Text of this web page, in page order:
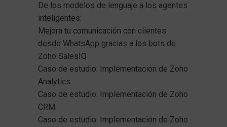
De los modelos de lenguaje a los agentes
inteligentes.
Mejora tu comunicación con clientes
desde WhatsApp gracias a los bots de
Zoho SalesIQ
Caso de estudio: Implementación de Zoho
Analytics
Caso de estudio: Implementación de Zoho
CRM
Caso de estudio: Implementación de Zoho